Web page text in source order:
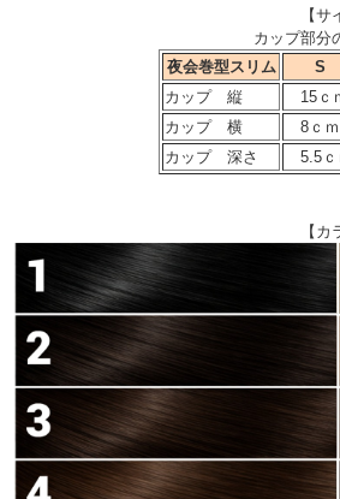
【サ
カップ部分
夜会巻型スリム
S
カップ 縦
15ｃ
カップ 横
8ｃｍ
カップ 深さ
5.5ｃ
【カ